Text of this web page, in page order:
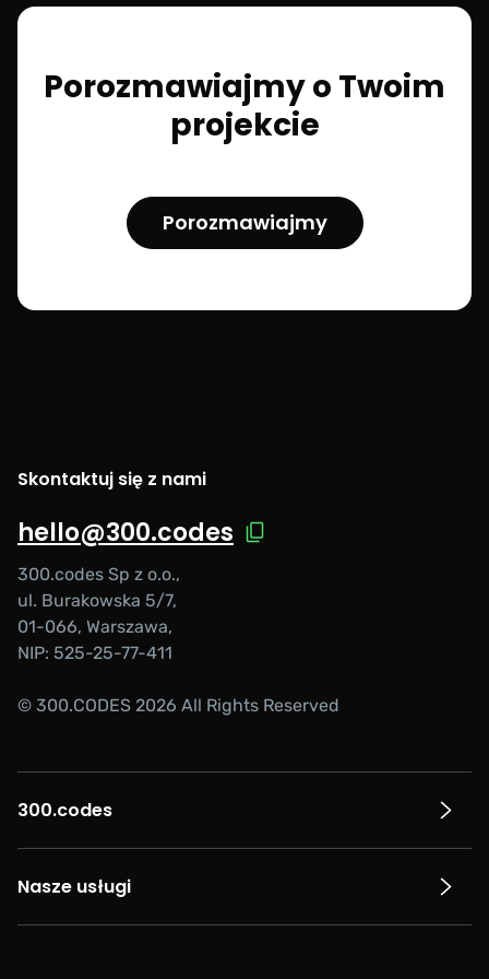
Porozmawiajmy o Twoim
projekcie
Porozmawiajmy
Skontaktuj się z nami
hello@300.codes
300.codes Sp z o.o.,
ul. Burakowska 5/7,
01-066, Warszawa,
NIP: 525-25-77-411
© 300.CODES 2026 All Rights Reserved
300.codes
Nasze usługi